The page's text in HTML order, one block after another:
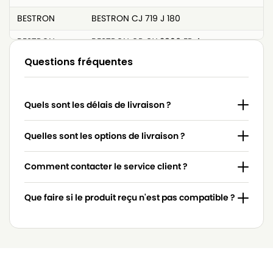
BESTRON
BESTRON CJ 719 J 180
BESTRON
BESTRON CP CY 3806 EP 4
BESTRON
BESTRON D 00013
BESTRON
BESTRON D 0013 S
BESTRON
BESTRON D 0016 S
BESTRON
BESTRON D 2010 EBB
BESTRON
BESTRON DBB 2200 E
BESTRON
BESTRON DBB 2500 E
Questions fréquentes
Quels sont les délais de livraison ?
Quelles sont les options de livraison ?
Comment contacter le service client ?
Que faire si le produit reçu n'est pas compatible ?